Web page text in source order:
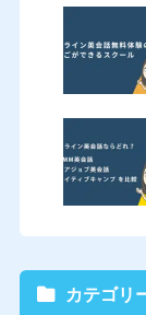
カテゴリ